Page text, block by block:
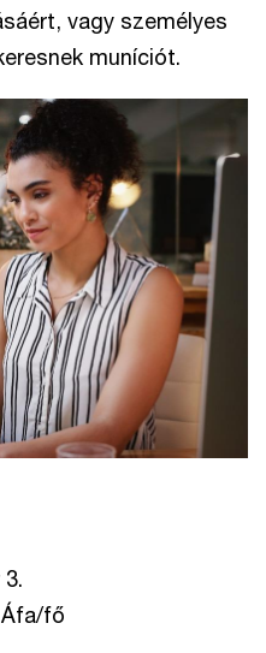
vagy személyes
muníciót.
fő